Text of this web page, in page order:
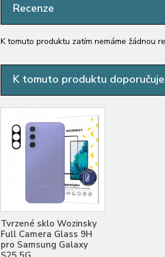
Recenze
K tomuto produktu zatím nemáme žádnou
K tomuto produktu
Tvrzené sklo Wozinsky
Full Camera Glass 9H
pro Samsung Galaxy